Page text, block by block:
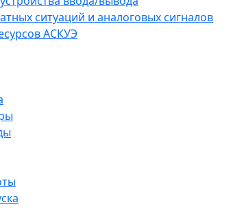
ситуаций и аналоговых сигналов
АСКУЭ